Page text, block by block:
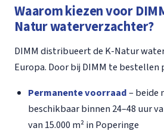
Waarom kiezen voor
Natur waterverzachter?
DIMM distribueert de K-Natur
Europa. Door bij DIMM te
Permanente voorraad– beide
beschikbaar binnen 24–48 uur
van 15.000 m² in Poperinge